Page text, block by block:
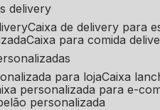
delivery
caixa de delivery para
caixa para comida
para loja caixa
personalizada para e-
personalizada